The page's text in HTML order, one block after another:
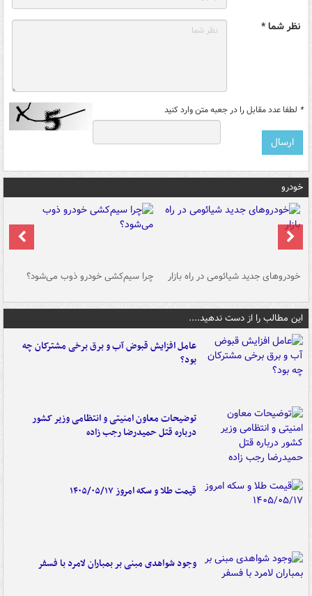
نظر شما *
* لطفا عدد مقابل را در جعبه متن وارد کنید
خودرو
خودروهای جدید شیائومی در راه بازار چرا سیم‌کشی خودرو ذوب می‌شود؟
این مطالب را از دست ندهید....
عامل افزایش قبوض آب و برق برخی مشترکان چه
بود؟
توضیحات معاون امنیتی و انتظامی وزیر کشور
درباره قتل حمیدرضا رجب زاده
قیمت طلا و سکه امروز ۱۴۰۵/۰۵/۱۷
وجود شواهدی مبنی بر بمباران لامرد با فسفر